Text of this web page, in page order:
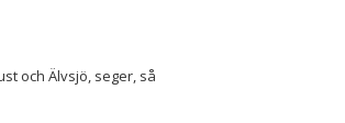
och Älvsjö, seger, så